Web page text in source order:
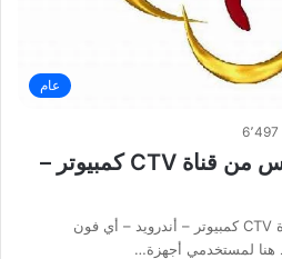
عام
6٬497
بث مباشر للنور المقدس من قناة CTV كمبيوتر –
بث مباشر للنور المقدس من قناة CTV كمبيوتر – أندرويد – أي فون
هنا لمستخدمي أجهزة…